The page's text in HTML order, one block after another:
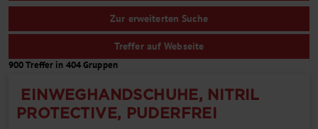
Zur erweiterten Suche
Treffer auf Webseite
900 Treffer in 404 Gruppen
EINWEGHANDSCHUHE, NITRIL
PROTECTIVE, PUDERFREI